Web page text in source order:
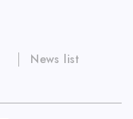
News list